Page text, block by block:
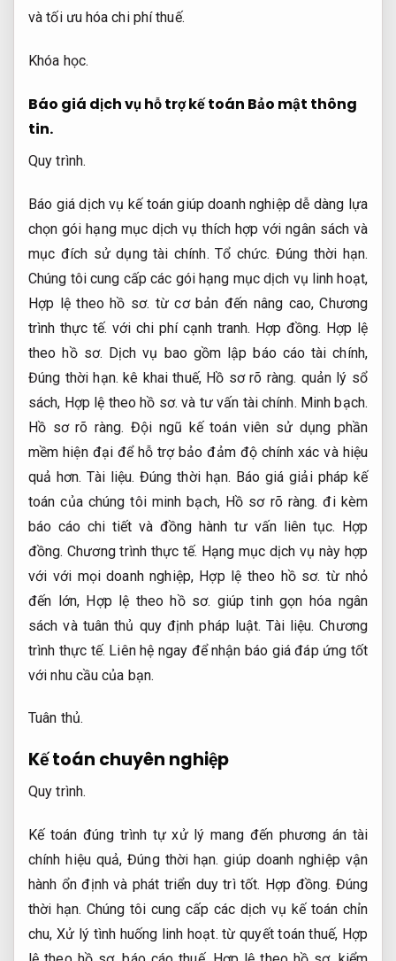
và tối ưu hóa chi phí thuế.
Khóa học.
Báo giá dịch vụ hỗ trợ kế toán Bảo mật thông
tin.
Quy trình.
Báo giá dịch vụ kế toán giúp doanh nghiệp dễ dàng lựa
chọn gói hạng mục dịch vụ thích hợp với ngân sách và
mục đích sử dụng tài chính.Tổ chức. Đúng thời hạn.
Chúng tôi cung cấp các gói hạng mục dịch vụ linh hoạt,
Hợp lệ theo hồ sơ. từ cơ bản đến nâng cao,Chương
trình thực tế. với chi phí cạnh tranh. Hợp đồng. Hợp lệ
theo hồ sơ. Dịch vụ bao gồm lập báo cáo tài chính,
Đúng thời hạn. kê khai thuế, Hồ sơ rõ ràng. quản lý sổ
sách, Hợp lệ theo hồ sơ. và tư vấn tài chính. Minh bạch.
Hồ sơ rõ ràng. Đội ngũ kế toán viên sử dụng phần
mềm hiện đại để hỗ trợ bảo đảm độ chính xác và hiệu
quả hơn.Tài liệu. Đúng thời hạn. Báo giá giải pháp kế
toán của chúng tôi minh bạch, Hồ sơ rõ ràng. đi kèm
báo cáo chi tiết và đồng hành tư vấn liên tục. Hợp
đồng. Chương trình thực tế. Hạng mục dịch vụ này hợp
với với mọi doanh nghiệp, Hợp lệ theo hồ sơ. từ nhỏ
đến lớn, Hợp lệ theo hồ sơ. giúp tinh gọn hóa ngân
sách và tuân thủ quy định pháp luật.Tài liệu. Chương
trình thực tế. Liên hệ ngay để nhận báo giá đáp ứng tốt
với nhu cầu của bạn.
Tuân thủ.
Kế toán chuyên nghiệp
Quy trình.
Kế toán đúng trình tự xử lý mang đến phương án tài
chính hiệu quả,Đúng thời hạn. giúp doanh nghiệp vận
hành ổn định và phát triển duy trì tốt. Hợp đồng. Đúng
thời hạn. Chúng tôi cung cấp các dịch vụ kế toán chỉn
chu,Xử lý tình huống linh hoạt. từ quyết toán thuế, Hợp